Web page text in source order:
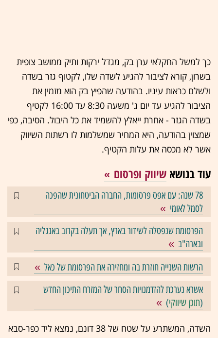
כך למשל החקלאי ערן בק, מגדל ירקות ותיק ממושב צופית
בשרון, קורא לציבור להגיע לשדה שלו, לקטוף גזר בשדה
ולשלם כראות עיניו. בהודעה שהפיץ בק הוא מזמין את
הציבור להגיע עד יום ג' משעה 8:30 עד 16:00 לקטיף
בשדה הגזר - אחרת ייאלץ להשמיד את כל היבול. הסיבה, כפי
שמצוין בהודעה, היא המחיר שמשלמות לו רשתות השיווק
אשר לא מכסה את עלות הקטיף.
עוד בנושא שיווק ופרסום
78 שנה: עם אפס פרסומות, החברה הביטחונית שהפכה
לסמל לאומי
הפרסומת שנפסלה לשידור בארץ, אך תעלה בקרוב באנגליה
ובארה"ב
הרשות השנייה חוזרת בה ומחזירה את הפרסומת של כאל
אשרא נערכת להזדמנויות הסחר של המזרח התיכון החדש
(תוכן שיווקי)
השדה, המשתרע על שטח של 38 דונם, נמצא ליד כפר-סבא